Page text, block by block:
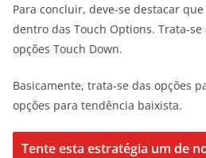
Para concluir, deve-se destacar
dentro das Touch Options. Trata-se
opções Touch Down.
Basicamente, trata-se das opções
opções para tendência baixista.